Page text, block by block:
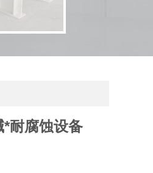
耐腐蚀设备